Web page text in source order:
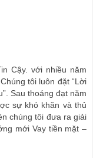
Cậy. với nhiều năm
tôi luôn đặt “Lời
Sau thoáng đạt năm
sự khó khăn và thủ
chúng tôi đưa ra giải
mới Vay tiền mặt –